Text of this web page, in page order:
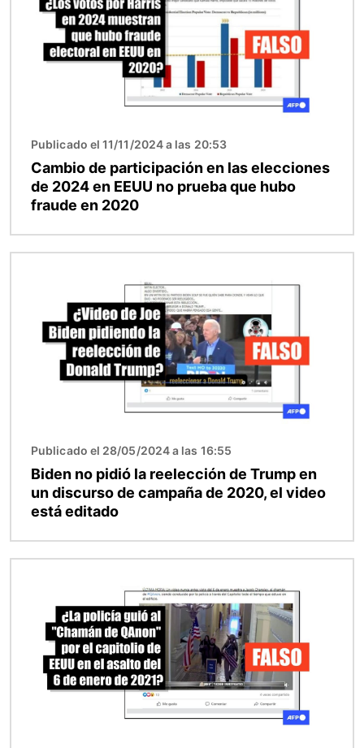
Publicado el 11/11/2024 a las 20:53
Cambio de participación en las elecciones
de 2024 en EEUU no prueba que hubo
fraude en 2020
Publicado el 28/05/2024 a las 16:55
Biden no pidió la reelección de Trump en
un discurso de campaña de 2020, el video
está editado